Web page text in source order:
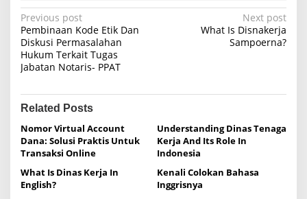
P
o
s
t
n
a
v
i
g
a
Previous post
Pembinaan Kode Etik Dan
Diskusi Permasalahan
Hukum Terkait Tugas
Jabatan Notaris- PPAT
Next post
What Is Disnakerja
Sampoerna?
Related Posts
Nomor Virtual Account
Dana: Solusi Praktis Untuk
Transaksi Online
Understanding Dinas Tenaga
Kerja And Its Role In
Indonesia
What Is Dinas Kerja In
English?
Kenali Colokan Bahasa
Inggrisnya